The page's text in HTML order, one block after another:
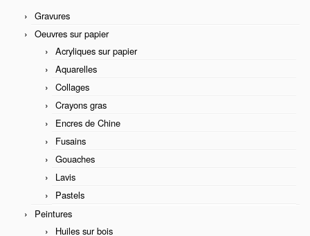
Gravures
Oeuvres sur papier
Acryliques sur papier
Aquarelles
Collages
Crayons gras
Encres de Chine
Fusains
Gouaches
Lavis
Pastels
Peintures
Huiles sur bois